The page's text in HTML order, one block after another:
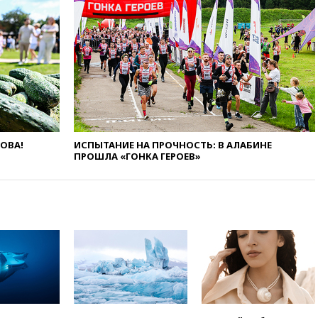
объяснил экономическую
выгоду безвизового режима с
ЕС
вчера, 22:59На башню
ресторана «Армения» в
Москве вернут утраченную
скульптуру балерины
вчера, 22:45Литовец
протаранил погранпункт при
попытке попасть в Россию
вчера, 22:28
получили ножевые ранения
при нападении в Чехии
вчера, 22:00Путин поручил
выделить средства на новые
РЛС для Белгородской
области
ИСПЫТАНИЕ НА ПРОЧНОСТЬ: В АЛАБИНЕ
ПРОШЛА «ГОНКА ГЕРОЕВ»